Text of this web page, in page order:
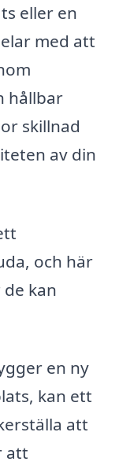
eller en
med att
hållbar
skillnad
av din
och här
kan
en ny
kan ett
att
att